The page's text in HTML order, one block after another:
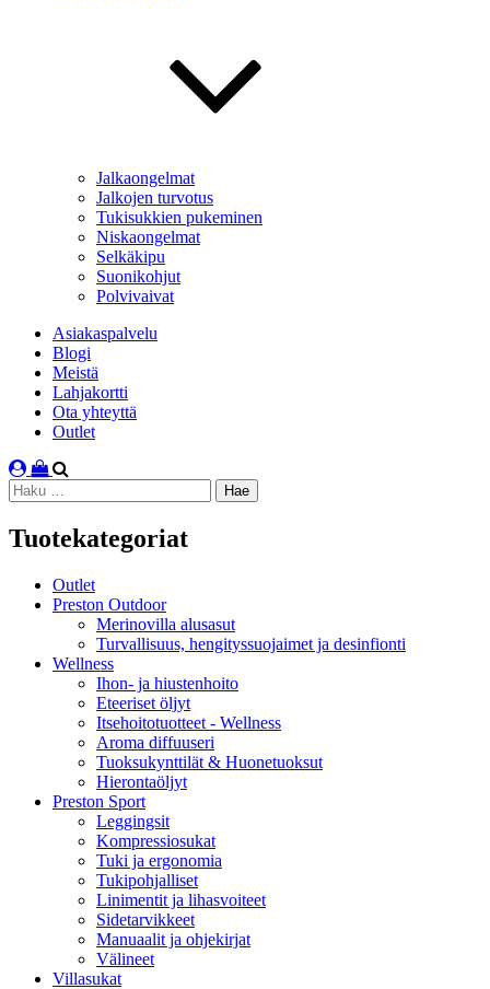
Jalkaongelmat
Jalkojen turvotus
Tukisukkien pukeminen
Niskaongelmat
Selkäkipu
Suonikohjut
Polvivaivat
Asiakaspalvelu
Blogi
Meistä
Lahjakortti
Ota yhteyttä
Outlet
Haku:
Tuotekategoriat
Outlet
Preston Outdoor
Merinovilla alusasut
Turvallisuus, hengityssuojaimet ja desinfionti
Wellness
Ihon- ja hiustenhoito
Eteeriset öljyt
Itsehoitotuotteet - Wellness
Aroma diffuuseri
Tuoksukynttilät & Huonetuoksut
Hierontaöljyt
Preston Sport
Leggingsit
Kompressiosukat
Tuki ja ergonomia
Tukipohjalliset
Linimentit ja lihasvoiteet
Sidetarvikkeet
Manuaalit ja ohjekirjat
Välineet
Villasukat